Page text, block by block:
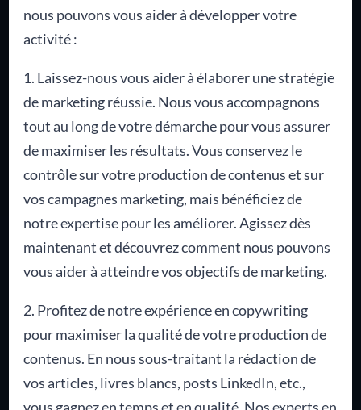
nous pouvons vous aider à développer votre
activité :
1. Laissez-nous vous aider à élaborer une stratégie
de marketing réussie. Nous vous accompagnons
tout au long de votre démarche pour vous assurer
de maximiser les résultats. Vous conservez le
contrôle sur votre production de contenus et sur
vos campagnes marketing, mais bénéficiez de
notre expertise pour les améliorer. Agissez dès
maintenant et découvrez comment nous pouvons
vous aider à atteindre vos objectifs de marketing.
2. Profitez de notre expérience en copywriting
pour maximiser la qualité de votre production de
contenus. En nous sous-traitant la rédaction de
vos articles, livres blancs, posts LinkedIn, etc.,